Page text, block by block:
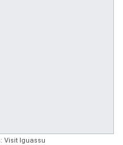
Visit Iguassu